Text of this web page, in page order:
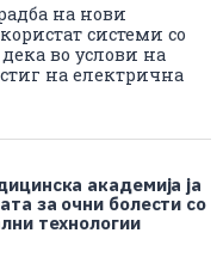
на нови
системи со
во услови на
на електрична
академија ја
за очни болести со
технологии